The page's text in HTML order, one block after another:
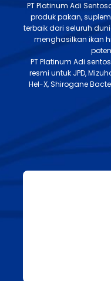
PT Platinum Adi
produk pakan,
terbaik dari seluruh
menghasilkan ikan
PT Platinum Adi
resmi untuk JPD,
Hel-X, Shirogane